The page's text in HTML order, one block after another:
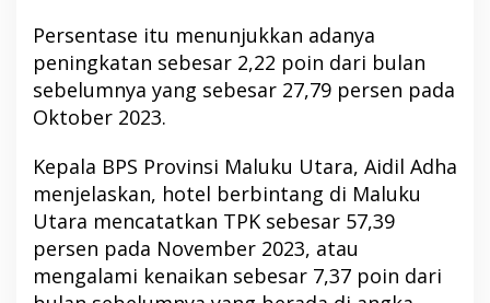
Persentase itu menunjukkan adanya
peningkatan sebesar 2,22 poin dari bulan
sebelumnya yang sebesar 27,79 persen pada
Oktober 2023.
Kepala BPS Provinsi Maluku Utara, Aidil Adha
menjelaskan, hotel berbintang di Maluku
Utara mencatatkan TPK sebesar 57,39
persen pada November 2023, atau
mengalami kenaikan sebesar 7,37 poin dari